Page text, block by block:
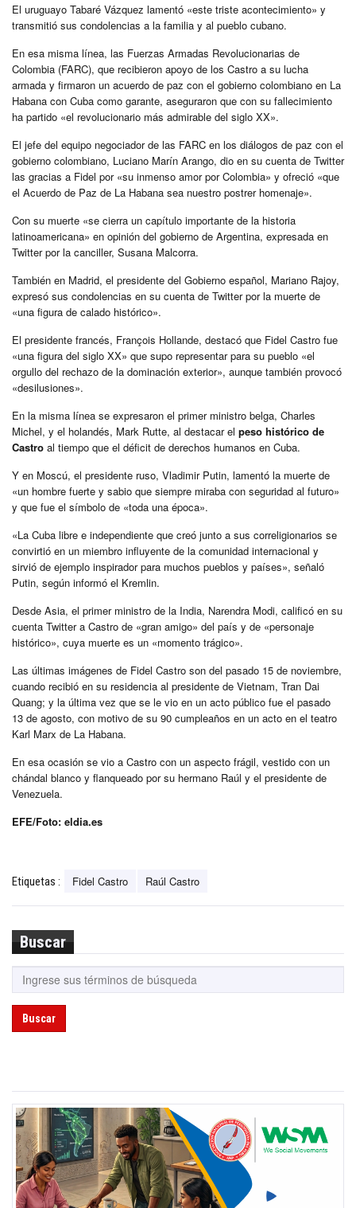
El uruguayo Tabaré Vázquez lamentó «este triste acontecimiento» y
transmitió sus condolencias a la familia y al pueblo cubano.
En esa misma línea, las Fuerzas Armadas Revolucionarias de
Colombia (FARC), que recibieron apoyo de los Castro a su lucha
armada y firmaron un acuerdo de paz con el gobierno colombiano en La
Habana con Cuba como garante, aseguraron que con su fallecimiento
ha partido «el revolucionario más admirable del siglo XX».
El jefe del equipo negociador de las FARC en los diálogos de paz con el
gobierno colombiano, Luciano Marín Arango, dio en su cuenta de Twitter
las gracias a Fidel por «su inmenso amor por Colombia» y ofreció «que
el Acuerdo de Paz de La Habana sea nuestro postrer homenaje».
Con su muerte «se cierra un capítulo importante de la historia
latinoamericana» en opinión del gobierno de Argentina, expresada en
Twitter por la canciller, Susana Malcorra.
También en Madrid, el presidente del Gobierno español, Mariano Rajoy,
expresó sus condolencias en su cuenta de Twitter por la muerte de
«una figura de calado histórico».
El presidente francés, François Hollande, destacó que Fidel Castro fue
«una figura del siglo XX» que supo representar para su pueblo «el
orgullo del rechazo de la dominación exterior», aunque también provocó
«desilusiones».
En la misma línea se expresaron el primer ministro belga, Charles
Michel, y el holandés, Mark Rutte, al destacar el peso histórico de
Castro al tiempo que el déficit de derechos humanos en Cuba.
Y en Moscú, el presidente ruso, Vladimir Putin, lamentó la muerte de
«un hombre fuerte y sabio que siempre miraba con seguridad al futuro»
y que fue el símbolo de «toda una época».
«La Cuba libre e independiente que creó junto a sus correligionarios se
convirtió en un miembro influyente de la comunidad internacional y
sirvió de ejemplo inspirador para muchos pueblos y países», señaló
Putin, según informó el Kremlin.
Desde Asia, el primer ministro de la India, Narendra Modi, calificó en su
cuenta Twitter a Castro de «gran amigo» del país y de «personaje
histórico», cuya muerte es un «momento trágico».
Las últimas imágenes de Fidel Castro son del pasado 15 de noviembre,
cuando recibió en su residencia al presidente de Vietnam, Tran Dai
Quang; y la última vez que se le vio en un acto público fue el pasado
13 de agosto, con motivo de su 90 cumpleaños en un acto en el teatro
Karl Marx de La Habana.
En esa ocasión se vio a Castro con un aspecto frágil, vestido con un
chándal blanco y flanqueado por su hermano Raúl y el presidente de
Venezuela.
EFE/Foto: eldia.es
Etiquetas : Fidel Castro Raúl Castro
Buscar
Buscar